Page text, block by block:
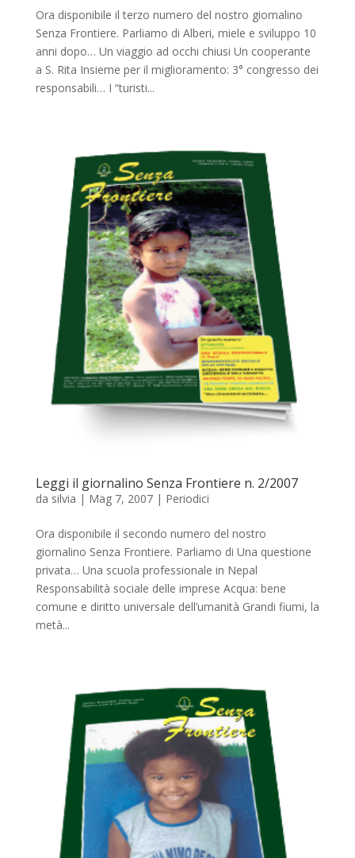
Ora disponibile il terzo numero del nostro giornalino
Senza Frontiere. Parliamo di Alberi, miele e sviluppo 10
anni dopo… Un viaggio ad occhi chiusi Un cooperante
a S. Rita Insieme per il miglioramento: 3° congresso dei
responsabili… I “turisti...
Leggi il giornalino Senza Frontiere n. 2/2007
da silvia | Mag 7, 2007| Periodici
Ora disponibile il secondo numero del nostro
giornalino Senza Frontiere. Parliamo di Una questione
privata… Una scuola professionale in Nepal
Responsabilità sociale delle imprese Acqua: bene
comune e diritto universale dell’umanità Grandi fiumi, la
metà...